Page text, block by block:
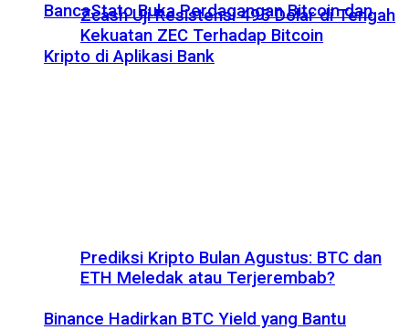
BancaStato Buka Perdagangan Bitcoin dan
Kripto di Aplikasi Bank
Binance Hadirkan BTC Yield yang Bantu
Zcash Uji Resistensi 495 Dolar di Tengah
Kekuatan ZEC Terhadap Bitcoin
Prediksi Kripto Bulan Agustus: BTC dan
ETH Meledak atau Terjerembab?